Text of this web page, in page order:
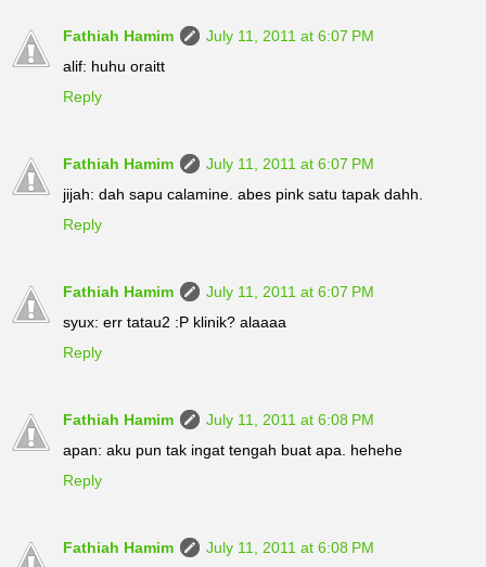
Fathiah Hamim
July 11, 2011 at 6:07 PM
alif: huhu oraitt
Reply
Fathiah Hamim
July 11, 2011 at 6:07 PM
jijah: dah sapu calamine. abes pink satu tapak dahh.
Reply
Fathiah Hamim
July 11, 2011 at 6:07 PM
syux: err tatau2 :P klinik? alaaaa
Reply
Fathiah Hamim
July 11, 2011 at 6:08 PM
apan: aku pun tak ingat tengah buat apa. hehehe
Reply
Fathiah Hamim
July 11, 2011 at 6:08 PM